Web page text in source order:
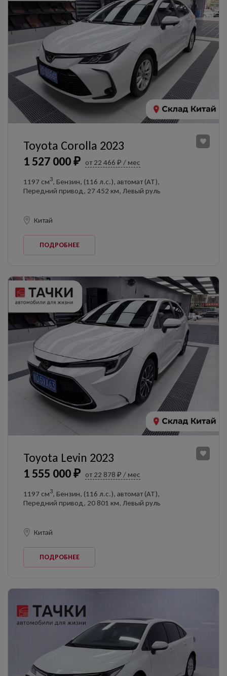
1 527 000 ₽ от 22 466 ₽ / мес
Toyota Corolla 2023
1197 см3, Бензин, (116 л.с.), автомат (AT),
Передний привод, 27 452 км, Левый руль
Китай
ПОДРОБНЕЕ
1 555 000 ₽ от 22 878 ₽ / мес
Toyota Levin 2023
1197 см3, Бензин, (116 л.с.), автомат (AT),
Передний привод, 20 801 км, Левый руль
Китай
ПОДРОБНЕЕ